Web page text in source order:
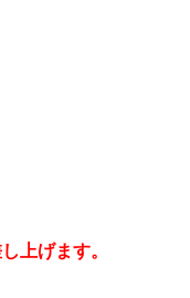
上げます。